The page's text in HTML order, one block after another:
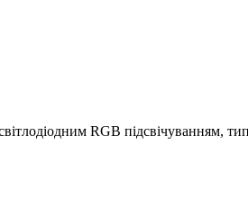
RGB підсвічуванням,